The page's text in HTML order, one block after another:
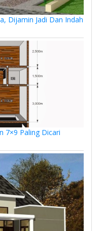
Dijamin Jadi Dan Indah
7×9 Paling Dicari